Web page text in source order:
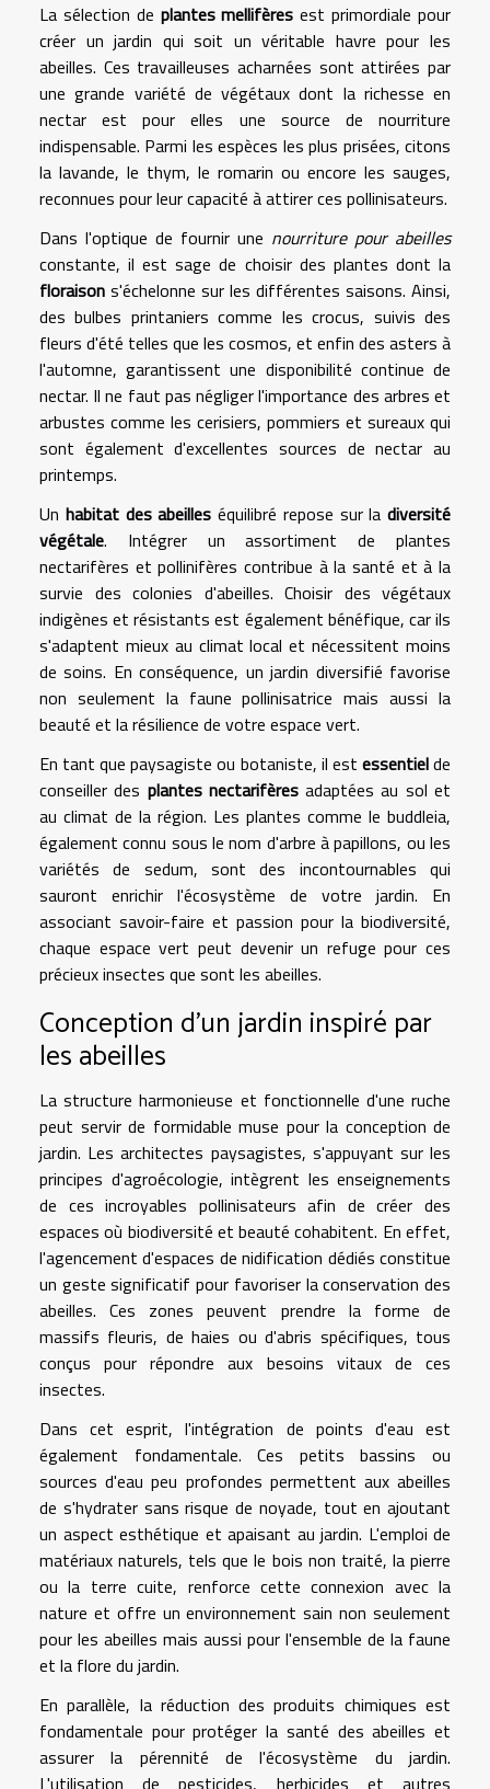
La sélection de plantes mellifères est primordiale pour
créer un jardin qui soit un véritable havre pour les
abeilles. Ces travailleuses acharnées sont attirées par
une grande variété de végétaux dont la richesse en
nectar est pour elles une source de nourriture
indispensable. Parmi les espèces les plus prisées, citons
la lavande, le thym, le romarin ou encore les sauges,
reconnues pour leur capacité à attirer ces pollinisateurs.
Dans l'optique de fournir une nourriture pour abeilles
constante, il est sage de choisir des plantes dont la
floraison s'échelonne sur les différentes saisons. Ainsi,
des bulbes printaniers comme les crocus, suivis des
fleurs d'été telles que les cosmos, et enfin des asters à
l'automne, garantissent une disponibilité continue de
nectar. Il ne faut pas négliger l'importance des arbres et
arbustes comme les cerisiers, pommiers et sureaux qui
sont également d'excellentes sources de nectar au
printemps.
Un habitat des abeilles équilibré repose sur la diversité
végétale. Intégrer un assortiment de plantes
nectarifères et pollinifères contribue à la santé et à la
survie des colonies d'abeilles. Choisir des végétaux
indigènes et résistants est également bénéfique, car ils
s'adaptent mieux au climat local et nécessitent moins
de soins. En conséquence, un jardin diversifié favorise
non seulement la faune pollinisatrice mais aussi la
beauté et la résilience de votre espace vert.
En tant que paysagiste ou botaniste, il est essentielde
conseiller des plantes nectarifèresadaptées au sol et
au climat de la région. Les plantes comme le buddleia,
également connu sous le nom d'arbre à papillons, ou les
variétés de sedum, sont des incontournables qui
sauront enrichir l'écosystème de votre jardin. En
associant savoir-faire et passion pour la biodiversité,
chaque espace vert peut devenir un refuge pour ces
précieux insectes que sont les abeilles.
Conception d'un jardin inspiré par
les abeilles
La structure harmonieuse et fonctionnelle d'une ruche
peut servir de formidable muse pour la conception de
jardin. Les architectes paysagistes, s'appuyant sur les
principes d'agroécologie, intègrent les enseignements
de ces incroyables pollinisateurs afin de créer des
espaces où biodiversité et beauté cohabitent. En effet,
l'agencement d'espaces de nidification dédiés constitue
un geste significatif pour favoriser la conservation des
abeilles. Ces zones peuvent prendre la forme de
massifs fleuris, de haies ou d'abris spécifiques, tous
conçus pour répondre aux besoins vitaux de ces
insectes.
Dans cet esprit, l'intégration de points d'eau est
également fondamentale. Ces petits bassins ou
sources d'eau peu profondes permettent aux abeilles
de s'hydrater sans risque de noyade, tout en ajoutant
un aspect esthétique et apaisant au jardin. L'emploi de
matériaux naturels, tels que le bois non traité, la pierre
ou la terre cuite, renforce cette connexion avec la
nature et offre un environnement sain non seulement
pour les abeilles mais aussi pour l'ensemble de la faune
et la flore du jardin.
En parallèle, la réduction des produits chimiques est
fondamentale pour protéger la santé des abeilles et
assurer la pérennité de l'écosystème du jardin.
L'utilisation de pesticides, herbicides et autres